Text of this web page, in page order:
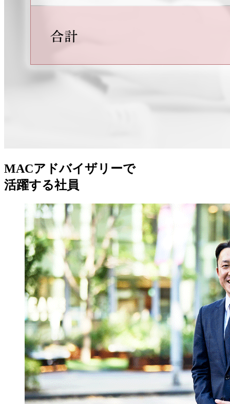
MACアドバイザリーで
活躍する社員